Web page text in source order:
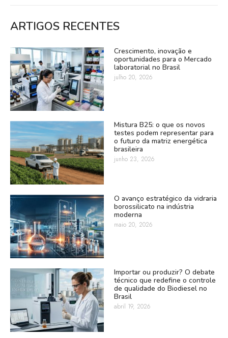
ARTIGOS RECENTES
Crescimento, inovação e
oportunidades para o Mercado
laboratorial no Brasil
julho 20, 2026
Mistura B25: o que os novos
testes podem representar para
o futuro da matriz energética
brasileira
junho 23, 2026
O avanço estratégico da vidraria
borossilicato na indústria
moderna
maio 20, 2026
Importar ou produzir? O debate
técnico que redefine o controle
de qualidade do Biodiesel no
Brasil
abril 19, 2026